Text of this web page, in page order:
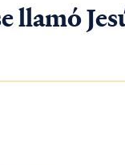
llamó